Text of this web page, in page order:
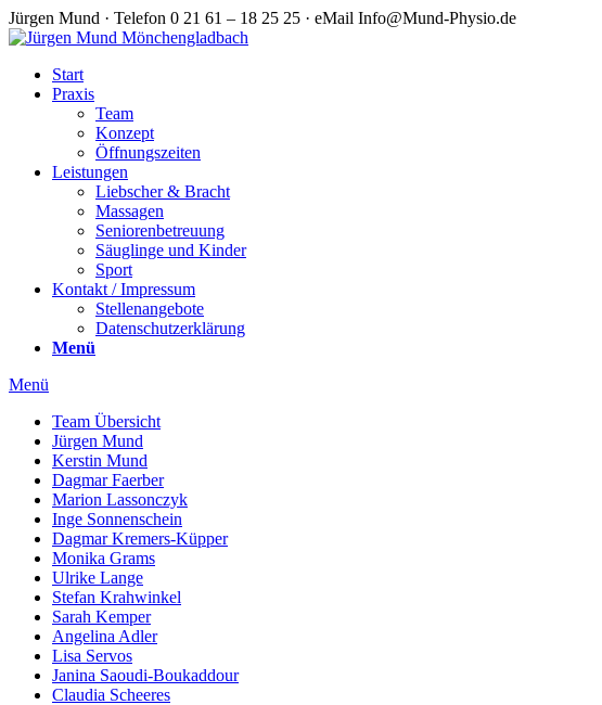
Jürgen Mund · Telefon 0 21 61 – 18 25 25 · eMail Info@Mund-Physio.de
Start
Praxis
Team
Konzept
Öffnungszeiten
Leistungen
Liebscher & Bracht
Massagen
Seniorenbetreuung
Säuglinge und Kinder
Sport
Kontakt / Impressum
Stellenangebote
Datenschutzerklärung
Menü
Menü
Team Übersicht
Jürgen Mund
Kerstin Mund
Dagmar Faerber
Marion Lassonczyk
Inge Sonnenschein
Dagmar Kremers-Küpper
Monika Grams
Ulrike Lange
Stefan Krahwinkel
Sarah Kemper
Angelina Adler
Lisa Servos
Janina Saoudi-Boukaddour
Claudia Scheeres